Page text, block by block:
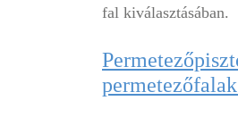
fal kiválasztásában.